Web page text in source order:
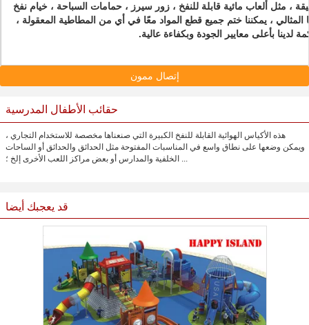
، مثل ألعاب مائية قابلة للنفخ ، زور سيرز ، حمامات السباحة ، خيام نفخ
المثالي ، يمكننا ختم جميع قطع المواد معًا في أي من المطاطية المعقولة ،
لدينا بأعلى معايير الجودة وبكفاءة عالية.
إتصال ممون
حقائب الأطفال المدرسية
هذه الأكياس الهوائية القابلة للنفخ الكبيرة التي صنعناها مخصصة للاستخدام التجاري ،
ويمكن وضعها على نطاق واسع في المناسبات المفتوحة مثل الحدائق والحدائق أو الساحات
الخلفية والمدارس أو بعض مراكز اللعب الأخرى إلخ ؛ ...
قد يعجبك أيضا